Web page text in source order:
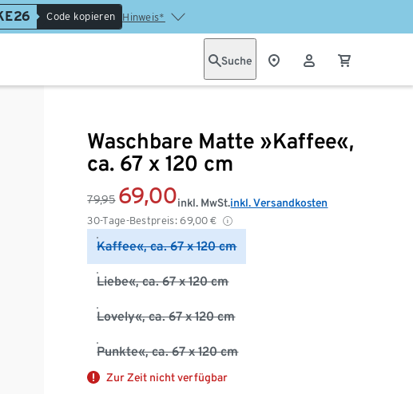
Code kopieren Hinweis*
Suche
Waschbare Matte »Kaffee«,
ca. 67 x 120 cm
79,95 69,00
30-Tage-Bestpreis: 69,00 €
inkl. MwSt.inkl. Versandkosten
Kaffee«, ca. 67 x 120 cm
Liebe«, ca. 67 x 120 cm
Lovely«, ca. 67 x 120 cm
Punkte«, ca. 67 x 120 cm
Zur Zeit nicht verfügbar